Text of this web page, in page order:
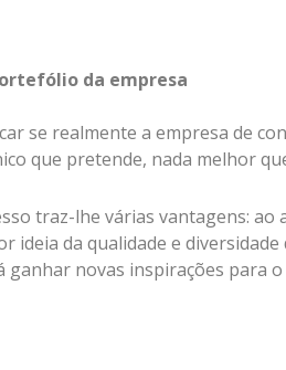
da empresa
se realmente a empresa de
que pretende, nada melhor
traz-lhe várias vantagens: ao
ideia da qualidade e
ganhar novas inspirações para